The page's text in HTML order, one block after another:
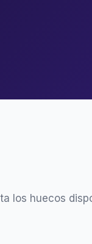
los huecos